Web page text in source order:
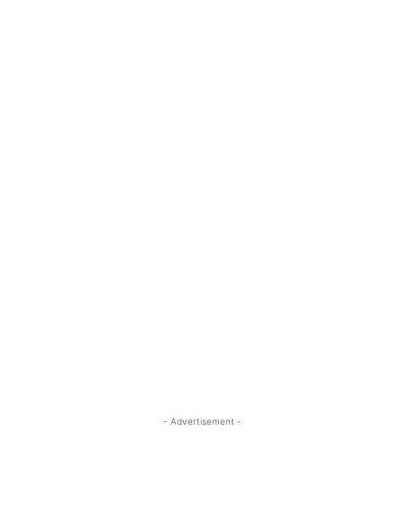
- Advertisement -